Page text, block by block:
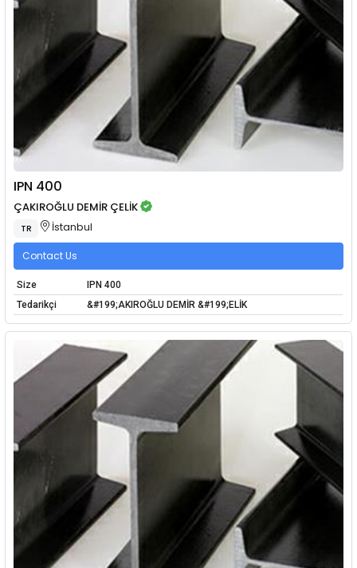
IPN 400
ÇAKIROĞLU DEMİR ÇELİK
TR İstanbul
Contact Us
Size
IPN 400
Tedarikçi
&#199;AKIROĞLU DEMİR &#199;ELİK